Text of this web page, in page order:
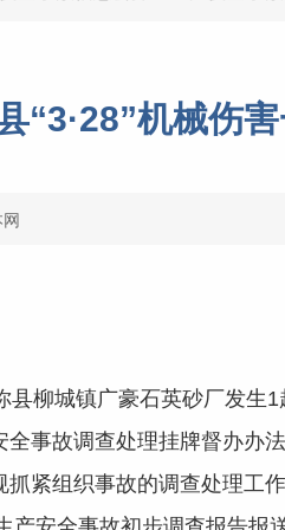
“3·28”机械伤
城镇广豪石英砂厂发生1
全事故调查处理挂牌督办
紧组织事故的调查处理工